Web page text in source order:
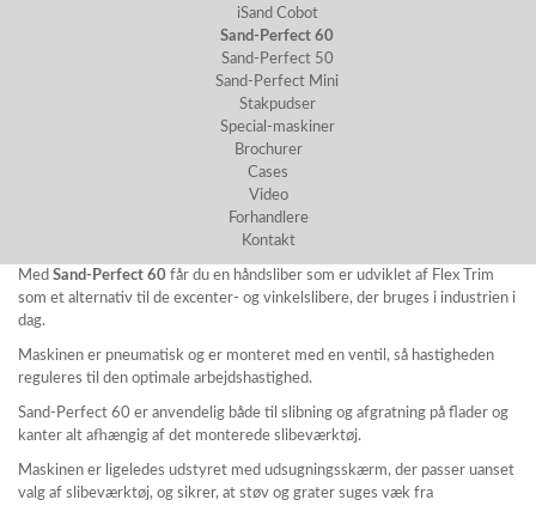
iSand Cobot
Sand-Perfect 60
Sand-Perfect 50
Sand-Perfect Mini
Stakpudser
Special-maskiner
Brochurer
Cases
Video
Forhandlere
Kontakt
Med Sand-Perfect 60 får du en håndsliber som er udviklet af Flex Trim
som et alternativ til de excenter- og vinkelslibere, der bruges i industrien i
dag.
Maskinen er pneumatisk og er monteret med en ventil, så hastigheden
reguleres til den optimale arbejdshastighed.
Sand-Perfect 60 er anvendelig både til slibning og afgratning på flader og
kanter alt afhængig af det monterede slibeværktøj.
Maskinen er ligeledes udstyret med udsugningsskærm, der passer uanset
valg af slibeværktøj, og sikrer, at støv og grater suges væk fra